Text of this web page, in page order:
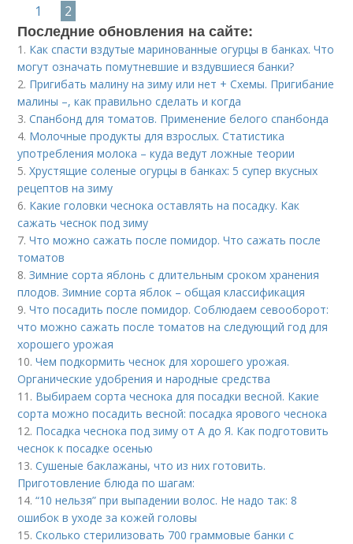
1 2
Последние обновления на сайте:
1. Как спасти вздутые маринованные огурцы в банках. Что
могут означать помутневшие и вздувшиеся банки?
2. Пригибать малину на зиму или нет + Схемы. Пригибание
малины –, как правильно сделать и когда
3.Спанбонд для томатов. Применение белого спанбонда
4. Молочные продукты для взрослых. Статистика
употребления молока – куда ведут ложные теории
5.Хрустящие соленые огурцы в банках: 5 супер вкусных
рецептов на зиму
6. Какие головки чеснока оставлять на посадку. Как
сажать чеснок под зиму
7.Что можно сажать после помидор. Что сажать после
томатов
8.Зимние сорта яблонь с длительным сроком хранения
плодов. Зимние сорта яблок – общая классификация
9.Что посадить после помидор. Соблюдаем севооборот:
что можно сажать после томатов на следующий год для
хорошего урожая
10.Чем подкормить чеснок для хорошего урожая.
Органические удобрения и народные средства
11. Выбираем сорта чеснока для посадки весной. Какие
сорта можно посадить весной: посадка ярового чеснока
12. Посадка чеснока под зиму от А до Я. Как подготовить
чеснок к посадке осенью
13.Сушеные баклажаны, что из них готовить.
Приготовление блюда по шагам:
14.“10 нельзя” при выпадении волос. Не надо так: 8
ошибок в уходе за кожей головы
15.Сколько стерилизовать 700 граммовые банки с